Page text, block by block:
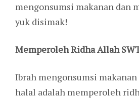
mengonsumsi makanan dan
yuk disimak!
Memperoleh Ridha Allah
Ibrah mengonsumsi
halal adalah memperoleh